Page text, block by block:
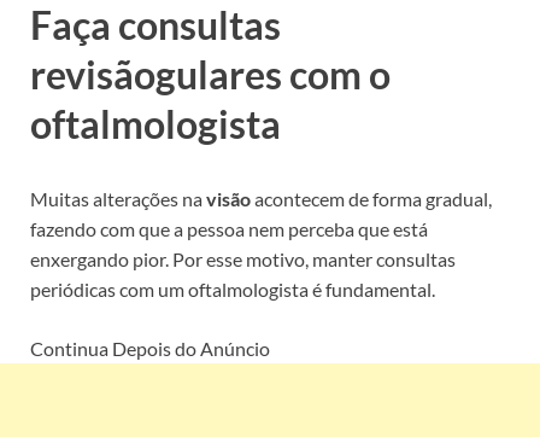
Faça consultas
revisãogulares com o
oftalmologista
Muitas alterações navisãoacontecem de forma gradual,
fazendo com que a pessoa nem perceba que está
enxergando pior. Por esse motivo, manter consultas
periódicas com um oftalmologista é fundamental.
Continua Depois do Anúncio